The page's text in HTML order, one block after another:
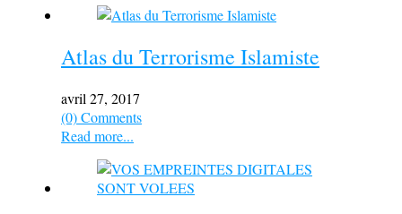
Atlas du Terrorisme Islamiste
avril 27, 2017
(0) Comments
Read more...